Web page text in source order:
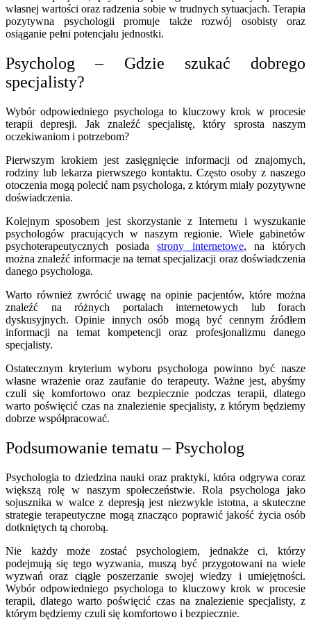
własnej wartości oraz radzenia sobie w trudnych sytuacjach. Terapia
pozytywna psychologii promuje także rozwój osobisty oraz
osiąganie pełni potencjału jednostki.
Psycholog – Gdzie szukać dobrego
specjalisty?
Wybór odpowiedniego psychologa to kluczowy krok w procesie
terapii depresji. Jak znaleźć specjalistę, który sprosta naszym
oczekiwaniom i potrzebom?
Pierwszym krokiem jest zasięgnięcie informacji od znajomych,
rodziny lub lekarza pierwszego kontaktu. Często osoby z naszego
otoczenia mogą polecić nam psychologa, z którym miały pozytywne
doświadczenia.
Kolejnym sposobem jest skorzystanie z Internetu i wyszukanie
psychologów pracujących w naszym regionie. Wiele gabinetów
psychoterapeutycznych posiadastrony internetowe, na których
można znaleźć informacje na temat specjalizacji oraz doświadczenia
danego psychologa.
Warto również zwrócić uwagę na opinie pacjentów, które można
znaleźć na różnych portalach internetowych lub forach
dyskusyjnych. Opinie innych osób mogą być cennym źródłem
informacji na temat kompetencji oraz profesjonalizmu danego
specjalisty.
Ostatecznym kryterium wyboru psychologa powinno być nasze
własne wrażenie oraz zaufanie do terapeuty. Ważne jest, abyśmy
czuli się komfortowo oraz bezpiecznie podczas terapii, dlatego
warto poświęcić czas na znalezienie specjalisty, z którym będziemy
dobrze współpracować.
Podsumowanie tematu – Psycholog
Psychologia to dziedzina nauki oraz praktyki, która odgrywa coraz
większą rolę w naszym społeczeństwie. Rola psychologa jako
sojusznika w walce z depresją jest niezwykle istotna, a skuteczne
strategie terapeutyczne mogą znacząco poprawić jakość życia osób
dotkniętych tą chorobą.
Nie każdy może zostać psychologiem, jednakże ci, którzy
podejmują się tego wyzwania, muszą być przygotowani na wiele
wyzwań oraz ciągłe poszerzanie swojej wiedzy i umiejętności.
Wybór odpowiedniego psychologa to kluczowy krok w procesie
terapii, dlatego warto poświęcić czas na znalezienie specjalisty, z
którym będziemy czuli się komfortowo i bezpiecznie.